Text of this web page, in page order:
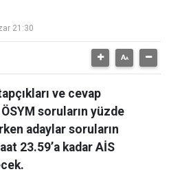
21:30
ve cevap
soruların yüzde
adaylar soruların
23.59’a kadar AİS